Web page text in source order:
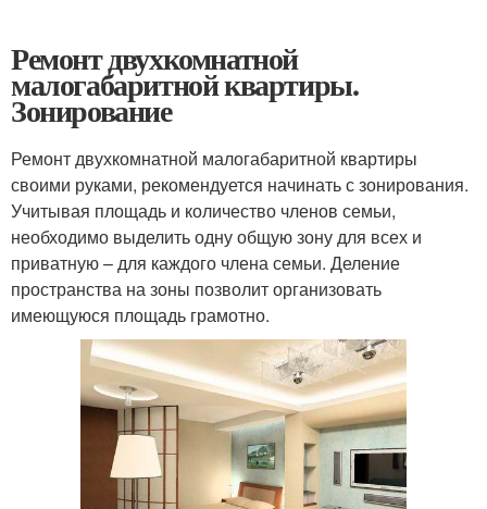
Ремонт двухкомнатной
малогабаритной квартиры.
Зонирование
Ремонт двухкомнатной малогабаритной квартиры
своими руками, рекомендуется начинать с зонирования.
Учитывая площадь и количество членов семьи,
необходимо выделить одну общую зону для всех и
приватную – для каждого члена семьи. Деление
пространства на зоны позволит организовать
имеющуюся площадь грамотно.